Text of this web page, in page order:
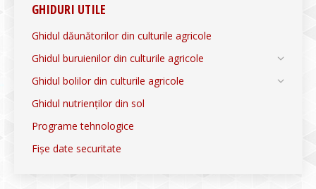
GHIDURI UTILE
Ghidul dăunătorilor din culturile agricole
Ghidul buruienilor din culturile agricole
Ghidul bolilor din culturile agricole
Ghidul nutrienților din sol
Programe tehnologice
Fișe date securitate